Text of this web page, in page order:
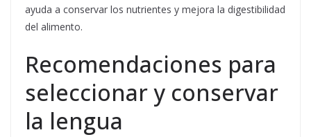
ayuda a conservar los nutrientes y mejora la digestibilidad
del alimento.
Recomendaciones para
seleccionar y conservar
la lengua